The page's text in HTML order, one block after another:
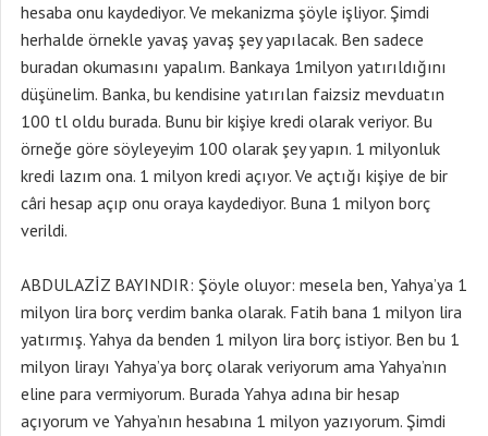
hesaba onu kaydediyor. Ve mekanizma şöyle işliyor. Şimdi
herhalde örnekle yavaş yavaş şey yapılacak. Ben sadece
buradan okumasını yapalım. Bankaya 1milyon yatırıldığını
düşünelim. Banka, bu kendisine yatırılan faizsiz mevduatın
100 tl oldu burada. Bunu bir kişiye kredi olarak veriyor. Bu
örneğe göre söyleyeyim 100 olarak şey yapın. 1 milyonluk
kredi lazım ona. 1 milyon kredi açıyor. Ve açtığı kişiye de bir
câri hesap açıp onu oraya kaydediyor. Buna 1 milyon borç
verildi.
ABDULAZİZ BAYINDIR: Şöyle oluyor: mesela ben, Yahya’ya 1
milyon lira borç verdim banka olarak. Fatih bana 1 milyon lira
yatırmış. Yahya da benden 1 milyon lira borç istiyor. Ben bu 1
milyon lirayı Yahya’ya borç olarak veriyorum ama Yahya’nın
eline para vermiyorum. Burada Yahya adına bir hesap
açıyorum ve Yahya’nın hesabına 1 milyon yazıyorum. Şimdi